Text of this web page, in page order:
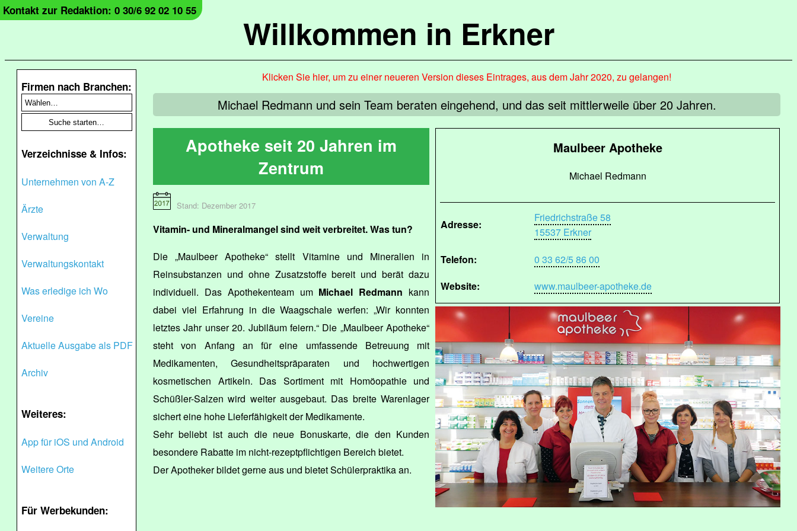
Willkommen in Erkner
Kontakt zur Redaktion: 0 30/6 92 02 10 55
Firmen nach Branchen:
Verzeichnisse & Infos:
Unternehmen von A-Z
Ärzte
Verwaltung
Verwaltungskontakt
Was erledige ich Wo
Vereine
Aktuelle Ausgabe als PDF
Archiv
Weiteres:
App für iOS und Android
Weitere Orte
Für Werbekunden:
Klicken Sie hier, um zu einer neueren Version dieses Eintrages, aus dem Jahr 2020, zu gelangen!
Michael Redmann und sein Team beraten eingehend, und das seit mittlerweile über 20 Jahren.
Maulbeer Apotheke
Michael Redmann
Adresse:
Friedrichstraße 58
15537 Erkner
Telefon:
0 33 62/5 86 00
Website:
www.maulbeer-apotheke.de
Apotheke seit 20 Jahren im
Zentrum
Stand: Dezember 2017
Vitamin- und Mineralmangel sind weit verbreitet. Was tun?
Die „Maulbeer Apotheke“ stellt Vitamine und Mineralien in
Reinsubstanzen und ohne Zusatzstoffe bereit und berät dazu
individuell. Das Apothekenteam um Michael Redmann kann
dabei viel Erfahrung in die Waagschale werfen: „Wir konnten
letztes Jahr unser 20. Jubiläum feiern.“ Die „Maulbeer Apotheke“
steht von Anfang an für eine umfassende Betreuung mit
Medikamenten, Gesundheitspräparaten und hochwertigen
kosmetischen Artikeln. Das Sortiment mit Homöopathie und
Schüßler-Salzen wird weiter ausgebaut. Das breite Warenlager
sichert eine hohe Lieferfähigkeit der Medikamente.
Sehr beliebt ist auch die neue Bonuskarte, die den Kunden
besondere Rabatte im nicht-rezeptpflichtigen Bereich bietet.
Der Apotheker bildet gerne aus und bietet Schülerpraktika an.